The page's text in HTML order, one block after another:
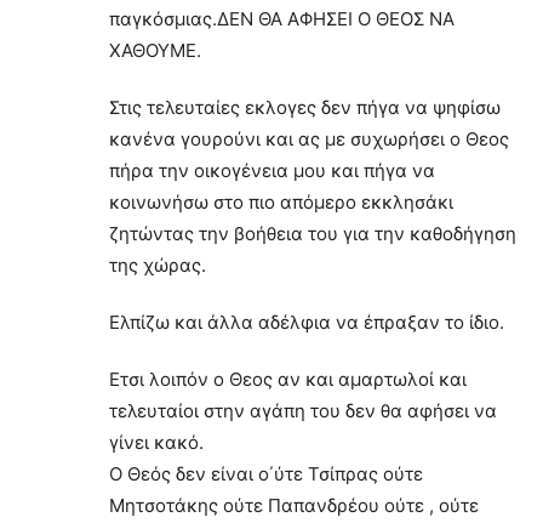
παγκόσμιας.ΔΕΝ ΘΑ ΑΦΗΣΕΙ Ο ΘΕΟΣ ΝΑ
ΧΑΘΟΥΜΕ.
Στις τελευταίες εκλογες δεν πήγα να ψηφίσω
κανένα γουρούνι και ας με συχωρήσει ο Θεος
πήρα την οικογένεια μου και πήγα να
κοινωνήσω στο πιο απόμερο εκκλησάκι
ζητώντας την βοήθεια του για την καθοδήγηση
της χώρας.
Ελπίζω και άλλα αδέλφια να έπραξαν το ίδιο.
Ετσι λοιπόν ο Θεος αν και αμαρτωλοί και
τελευταίοι στην αγάπη του δεν θα αφήσει να
γίνει κακό.
Ο Θεός δεν είναι ο΄ύτε Τσίπρας ούτε
Μητσοτάκης ούτε Παπανδρέου ούτε , ούτε